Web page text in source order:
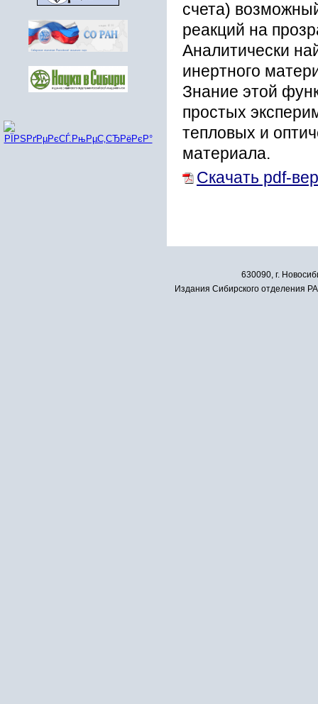
счета)
реакций на
Аналитически
инертного
Знание этой
простых
тепловых и
материала.
Скачать pdf-
630090, г.
Издания Сибирского отделения